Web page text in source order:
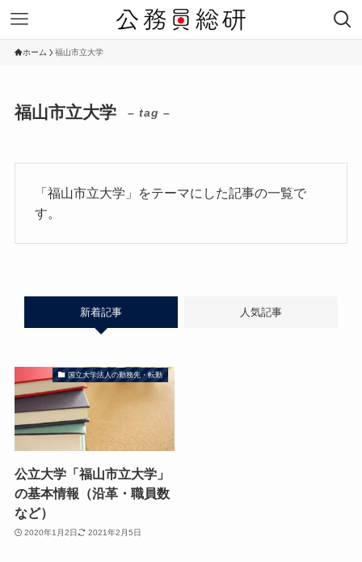
ホーム 福山市立大学
福山市立大学 – tag –
「福山市立大学」をテーマにした記事の一覧で
す。
新着記事 人気記事
国立大学法人の勤務先・転勤
公立大学「福山市立大学」
の基本情報（沿革・職員数
など）
2020年1月2日 2021年2月5日